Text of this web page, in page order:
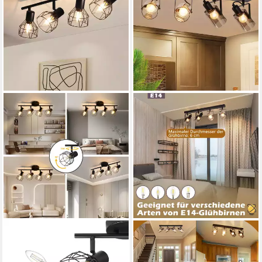
Deckenleuchten 2/3/4
ZMH
Deckenstrahler 2/3/4
Flammig Rauchgrau Glas E14